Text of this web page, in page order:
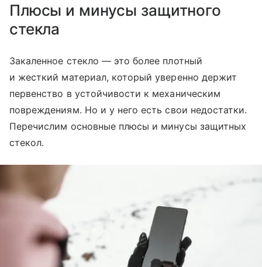
Плюсы и минусы защитного
стекла
Закаленное стекло — это более плотный
и жесткий материал, который уверенно держит
первенство в устойчивости к механическим
повреждениям. Но и у него есть свои недостатки.
Перечислим основные плюсы и минусы защитных
стекол.